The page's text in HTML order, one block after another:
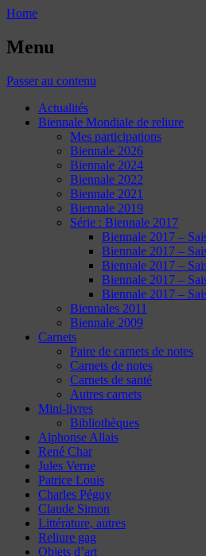
Home
Menu
Passer au contenu
Actualités
Biennale Mondiale de reliure
Mes participations
Biennale 2026
Biennale 2024
Biennale 2022
Biennale 2021
Biennale 2019
Série : Biennale 2017
Biennale 2017 –
Biennale 2017 –
Biennale 2017 –
Biennale 2017 –
Biennale 2017 –
Biennales 2011
Biennale 2009
Carnets
Paire de carnets de notes
Carnets de notes
Carnets de santé
Autres carnets
Mini-livres
Bibliothèques
Alphonse Allais
René Char
Jules Verne
Patrice Louis
Charles Péguy
Claude Simon
Littérature, autres
Reliure gag
Objets d’art